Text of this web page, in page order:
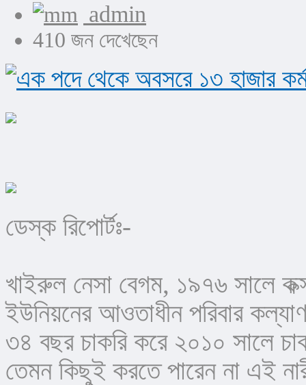
admin
410 জন দেখেছেন
ডেস্ক রিপোর্টঃ-
খাইরুল নেসা বেগম, ১৯৭৬ সালে
ইউনিয়নের আওতাধীন পরিবার
৩৪ বছর চাকরি করে ২০১০ সালে
তেমন কিছুই করতে পারেন না এই